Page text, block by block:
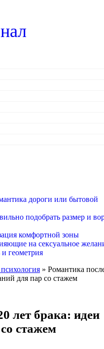
дороги или бытовой
подобрать размер и
комфортной зоны
на сексуальное
геометрия
» Романтика
для пар со стажем
лет брака: идеи
стажем